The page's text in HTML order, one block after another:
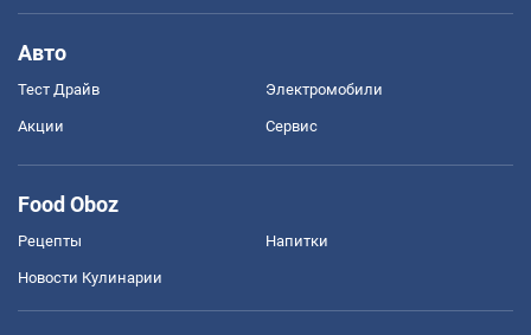
Авто
Тест Драйв Электромобили
Акции Сервис
Food Oboz
Рецепты Напитки
Новости Кулинарии